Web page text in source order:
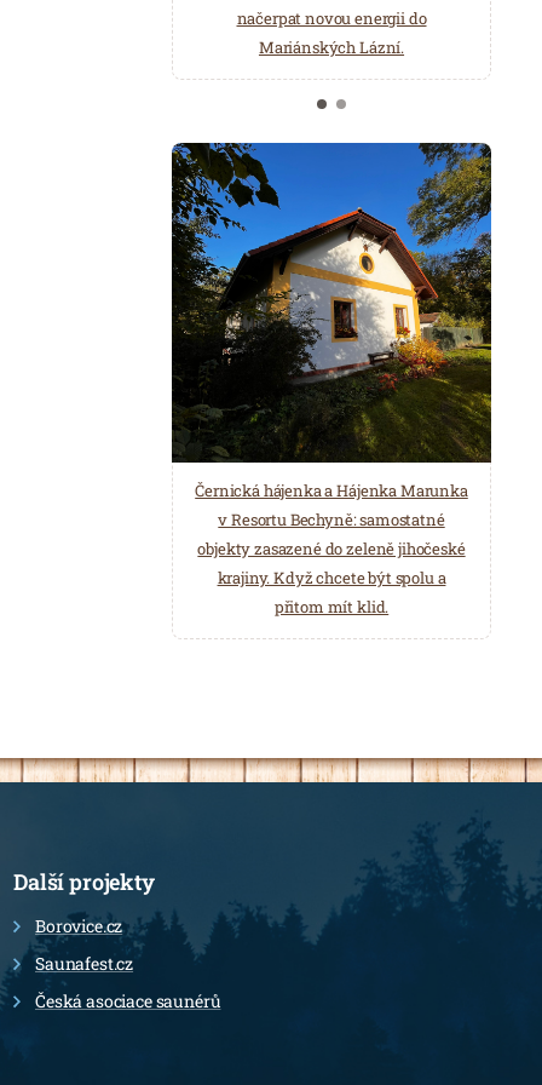
načerpat novou energii do
Mariánských Lázní.
Několik druhů saun a různé možnosti
ochlazení.
Černická hájenka a Hájenka Marunka
v Resortu Bechyně: samostatné
objekty zasazené do zeleně jihočeské
krajiny. Když chcete být spolu a
přitom mít klid.
Další projekty
Borovice.cz
Saunafest.cz
Česká asociace saunérů